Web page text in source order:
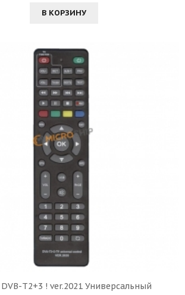
В КОРЗИНУ
DVB-T2+3 ! ver.2021 Универсальный